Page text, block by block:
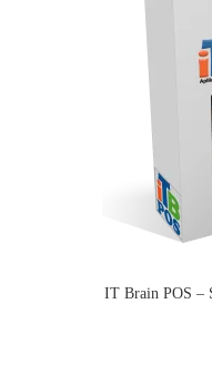
IT Brain POS –